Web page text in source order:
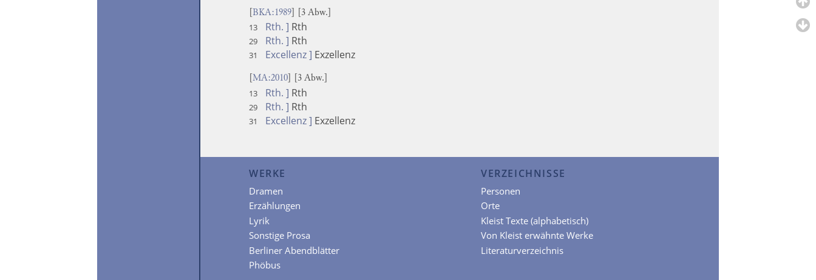
BKA:1989 ] [3 Abw.]
13 Rth. ] Rth
29 Rth. ] Rth
31 Excellenz ] Exzellenz
MA:2010 ] [3 Abw.]
13 Rth. ] Rth
29 Rth. ] Rth
31 Excellenz ] Exzellenz
WERKE
Dramen
Erzählungen
Lyrik
Sonstige Prosa
Berliner Abendblätter
Phöbus
VERZEICHNISSE
Personen
Orte
Kleist Texte (alphabetisch)
Von Kleist erwähnte Werke
Literaturverzeichnis